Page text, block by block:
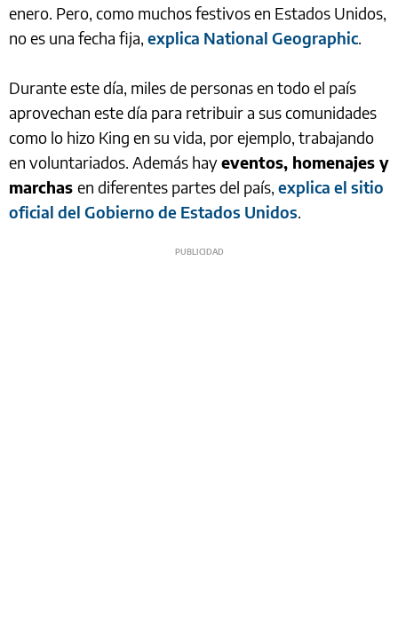
enero. Pero, como muchos festivos en Estados Unidos,
no es una fecha fija, explica National Geographic.
Durante este día, miles de personas en todo el país
aprovechan este día para retribuir a sus comunidades
como lo hizo King en su vida, por ejemplo, trabajando
en voluntariados. Además hayeventos, homenajes y
marchas en diferentes partes del país, explica el sitio
oficial del Gobierno de Estados Unidos.